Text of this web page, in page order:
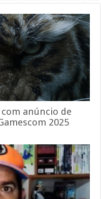
anúncio de
2025